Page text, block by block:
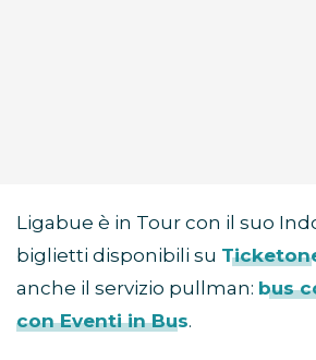
Ligabue è in Tour con il suo
biglietti disponibili su
anche il servizio pullman: bus
con Eventi in Bus.